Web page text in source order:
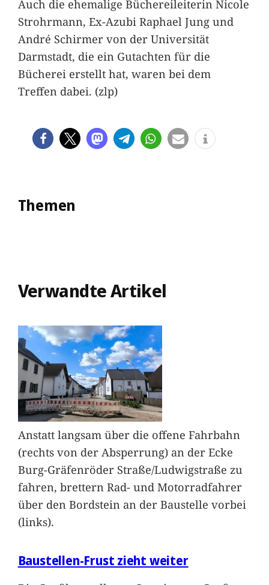
Auch die ehemalige Büchereileiterin Nicole
Strohrmann, Ex-Azubi Raphael Jung und
André Schirmer von der Universität
Darmstadt, die ein Gutachten für die
Bücherei erstellt hat, waren bei dem
Treffen dabei. (zlp)
Themen
Verwandte Artikel
Anstatt langsam über die offene Fahrbahn
(rechts von der Absperrung) an der Ecke
Burg-Gräfenröder Straße/Ludwigstraße zu
fahren, brettern Rad- und Motorradfahrer
über den Bordstein an der Baustelle vorbei
(links).
Baustellen-Frust zieht weiter